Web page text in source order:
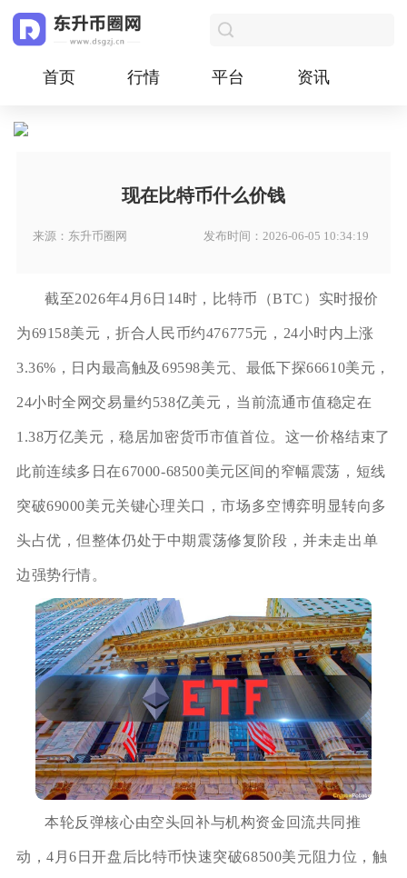
首页 行情 平台 资讯
现在比特币什么价钱
来源：东升币圈网 发布时间：2026-06-05 10:34:19
截至2026年4月6日14时，比特币（BTC）实时报价
为69158美元，折合人民币约476775元，24小时内上涨
3.36%，日内最高触及69598美元、最低下探66610美元，
24小时全网交易量约538亿美元，当前流通市值稳定在
1.38万亿美元，稳居加密货币市值首位。这一价格结束了
此前连续多日在67000-68500美元区间的窄幅震荡，短线
突破69000美元关键心理关口，市场多空博弈明显转向多
头占优，但整体仍处于中期震荡修复阶段，并未走出单
边强势行情。
本轮反弹核心由空头回补与机构资金回流共同推
动，4月6日开盘后比特币快速突破68500美元阻力位，触